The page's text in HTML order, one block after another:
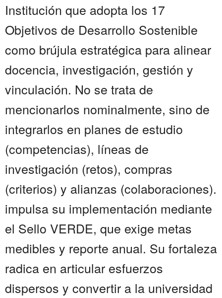
Institución que adopta los 17
Objetivos de Desarrollo Sostenible
como brújula estratégica para alinear
docencia, investigación, gestión y
vinculación. No se trata de
mencionarlos nominalmente, sino de
integrarlos en planes de estudio
(competencias), líneas de
investigación (retos), compras
(criterios) y alianzas (colaboraciones).
impulsa su implementación mediante
el Sello VERDE, que exige metas
medibles y reporte anual. Su fortaleza
radica en articular esfuerzos
dispersos y convertir a la universidad